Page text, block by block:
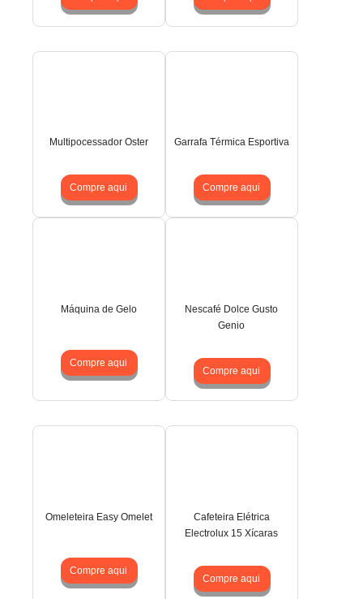
Multipocessador Oster
Compre aqui
Garrafa Térmica Esportiva
Compre aqui
Máquina de Gelo
Compre aqui
Nescafé Dolce Gusto
Genio
Compre aqui
Omeleteira Easy Omelet
Compre aqui
Cafeteira Elétrica
Electrolux 15 Xícaras
Compre aqui